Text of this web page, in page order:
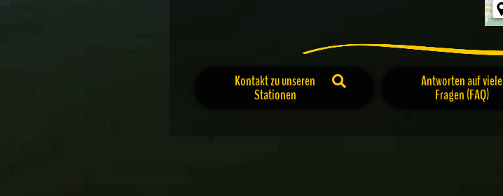
Kontakt zu unseren
Stationen
Antworten auf viele
Fragen (FAQ)